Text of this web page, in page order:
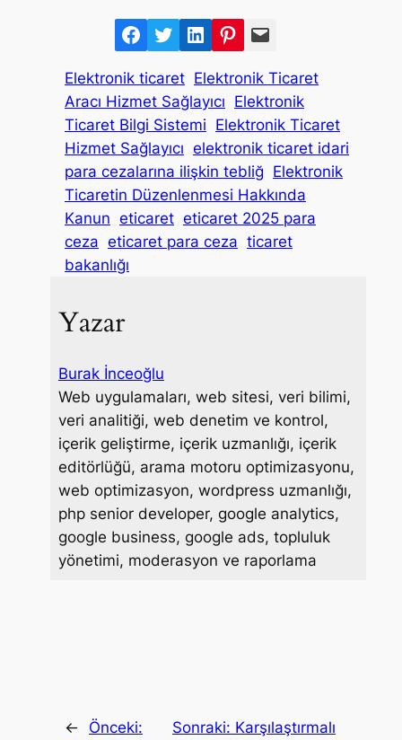
F
e
b
o
o
k
T
i
t
e
L
i
e
d
I
n
P
i
n
t
r
e
s
M
Elektronik ticaret Elektronik Ticaret
Aracı Hizmet Sağlayıcı Elektronik
Ticaret Bilgi Sistemi Elektronik Ticaret
Hizmet Sağlayıcı elektronik ticaret idari
para cezalarına ilişkin tebliğ Elektronik
Ticaretin Düzenlenmesi Hakkında
Kanun eticaret eticaret 2025 para
ceza eticaret para ceza ticaret
bakanlığı
Yazar
Burak İnceoğlu
Web uygulamaları, web sitesi, veri bilimi,
veri analitiği, web denetim ve kontrol,
içerik geliştirme, içerik uzmanlığı, içerik
editörlüğü, arama motoru optimizasyonu,
web optimizasyon, wordpress uzmanlığı,
php senior developer, google analytics,
google business, google ads, topluluk
yönetimi, moderasyon ve raporlama
←
Önceki:
Sonraki: Karşılaştırmalı